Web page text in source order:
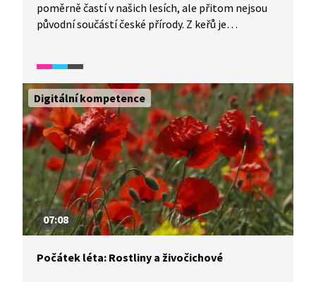
poměrně častí v našich lesích, ale přitom nejsou
původní součástí české přírody. Z keřů je
obecná jako náš nejpestřejší krkavcovitý pták,
který často žije nejen v lese, ale i v zahradách
a parcích. Z keřů je představena na konci zimy
kvetoucí kalina vonná s výrazně aromatickými
květy.
Digitální kompetence
07:08
Počátek léta: Rostliny a živočichové